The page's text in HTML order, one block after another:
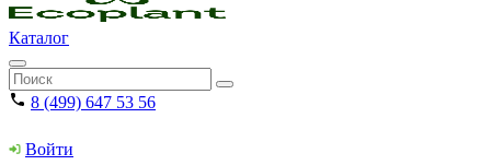
Каталог
8 (499) 647 53 56
Войти